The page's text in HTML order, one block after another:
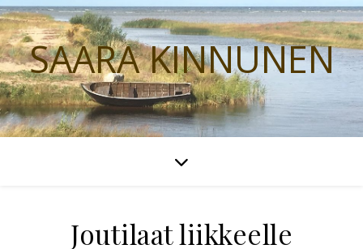
SAARA KINNUNEN
Joutilaat liikkeelle